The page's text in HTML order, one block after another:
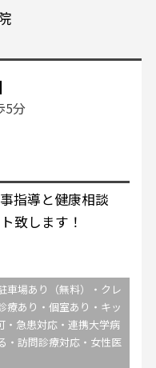
5分
指導と健康相談
致します！
車場あり（無料）・クレ
療あり・個室あり・キッ
・急患対応・連携大学病
・訪問診療対応・女性医